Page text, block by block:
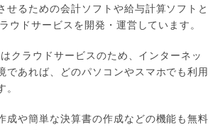
せるための会計ソフトや給与計算ソフトと
ウドサービスを開発・運営しています。
クラウドサービスのため、インターネッ
であれば、どのパソコンやスマホでも利用
。
成や簡単な決算書の作成などの機能も無料